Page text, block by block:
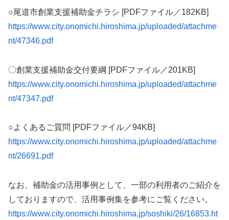
○尾道市創業支援補助金チラシ [PDFファイル／182KB]
https://www.city.onomichi.hiroshima.jp/uploaded/attachme
nt/47346.pdf
〇創業支援補助金交付要綱 [PDFファイル／201KB]
https://www.city.onomichi.hiroshima.jp/uploaded/attachme
nt/47347.pdf
○よくあるご質問 [PDFファイル／94KB]
https://www.city.onomichi.hiroshima.jp/uploaded/attachme
nt/26691.pdf
なお、補助金の活用事例として、一部の利用者のご紹介を
しておりますので、活用事例集を参考にご覧ください。
https://www.city.onomichi.hiroshima.jp/soshiki/26/16853.ht